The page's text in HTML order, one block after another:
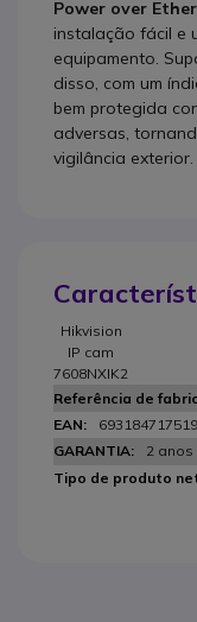
Power over
instalação fácil e
equipamento.
disso, com um
bem protegida
adversas,
vigilância exterior.
Hikvision
IP cam
7608NXIK2
2 anos